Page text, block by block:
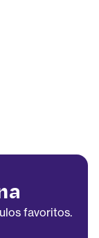
favoritos.